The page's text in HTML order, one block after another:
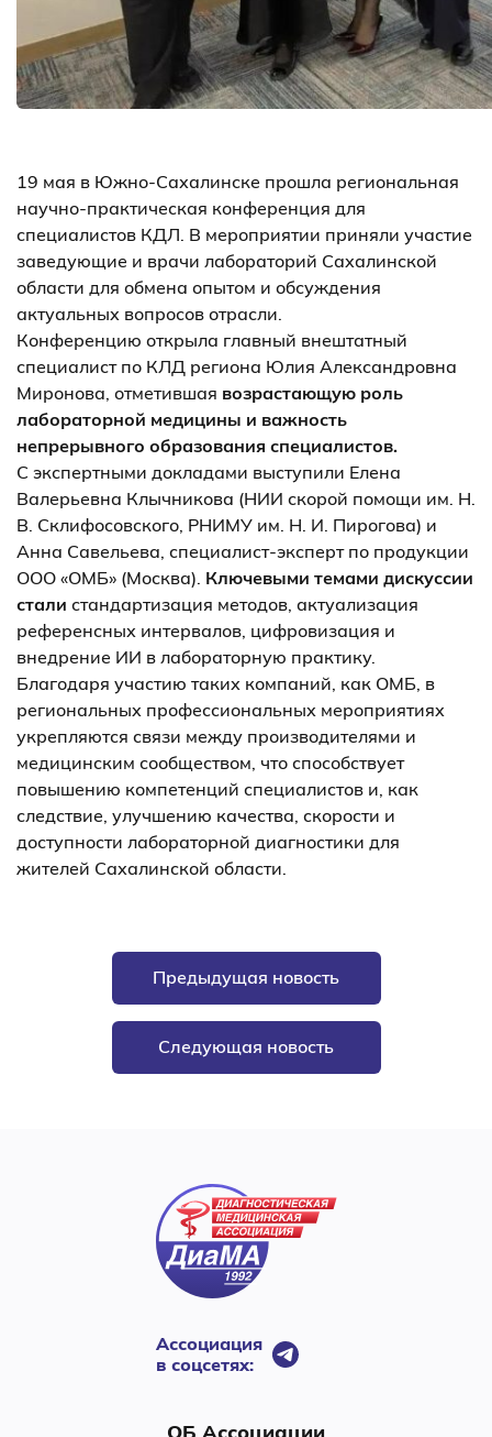
19 мая в Южно-Сахалинске прошла региональная
научно-практическая конференция для
специалистов КДЛ. В мероприятии приняли участие
заведующие и врачи лабораторий Сахалинской
области для обмена опытом и обсуждения
актуальных вопросов отрасли.
Конференцию открыла главный внештатный
специалист по КЛД региона Юлия Александровна
Миронова, отметившая возрастающую роль
лабораторной медицины и важность
непрерывного образования специалистов.
С экспертными докладами выступили Елена
Валерьевна Клычникова (НИИ скорой помощи им. Н.
В. Склифосовского, РНИМУ им. Н. И. Пирогова) и
Анна Савельева, специалист-эксперт по продукции
ООО «ОМБ» (Москва). Ключевыми темами дискуссии
стали стандартизация методов, актуализация
референсных интервалов, цифровизация и
внедрение ИИ в лабораторную практику.
Благодаря участию таких компаний, как ОМБ, в
региональных профессиональных мероприятиях
укрепляются связи между производителями и
медицинским сообществом, что способствует
повышению компетенций специалистов и, как
следствие, улучшению качества, скорости и
доступности лабораторной диагностики для
жителей Сахалинской области.
Предыдущая новость
Следующая новость
Ассоциация
в соцсетях:
ОБ Ассоциации